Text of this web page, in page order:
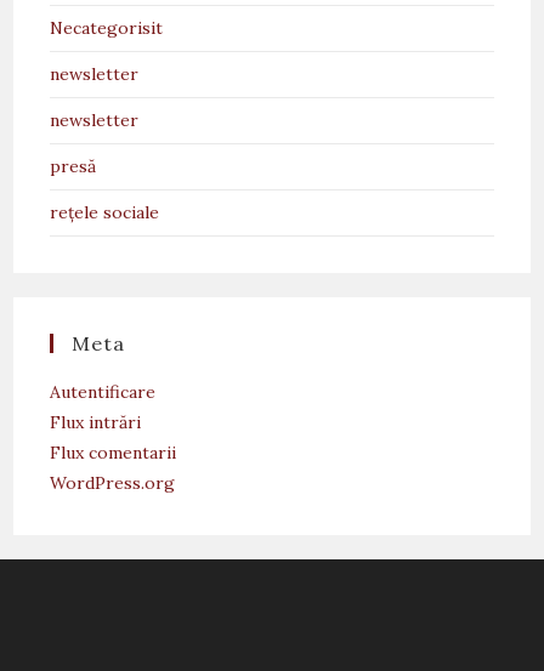
Necategorisit
newsletter
newsletter
presă
rețele sociale
Meta
Autentificare
Flux intrări
Flux comentarii
WordPress.org